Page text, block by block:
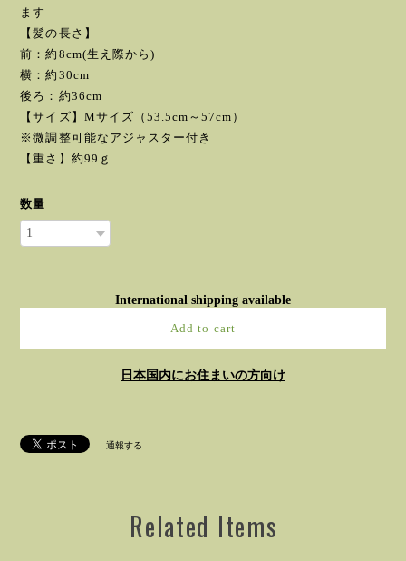
ます
【髪の長さ】
前：約8cm(生え際から)
横：約30cm
後ろ：約36cm
【サイズ】Mサイズ（53.5cm～57cm）
※微調整可能なアジャスター付き
【重さ】約99ｇ
数量
International shipping available
Add to cart
日本国内にお住まいの方向け
通報する
Related Items